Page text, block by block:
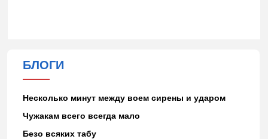
БЛОГИ
Несколько минут между воем сирены и ударом
Чужакам всего всегда мало
Безо всяких табу